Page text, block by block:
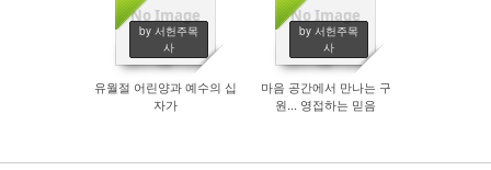
No Image
by 서헌주목
사
1850
유월절 어린양과 예수의 십
자가
No Image
by 서헌주목
사
1890
마음 공간에서 만나는 구
원... 영접하는 믿음